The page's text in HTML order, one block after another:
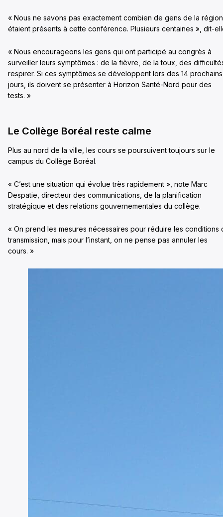
« Nous ne savons pas exactement combien de gens de la région
étaient présents à cette conférence. Plusieurs centaines », dit-
« Nous encourageons les gens qui ont participé au congrès à
surveiller leurs symptômes : de la fièvre, de la toux, des
respirer. Si ces symptômes se développent lors des 14 prochains
jours, ils doivent se présenter à Horizon Santé-Nord pour des
tests. »
Le Collège Boréal reste calme
Plus au nord de la ville, les cours se poursuivent toujours sur le
campus du Collège Boréal.
« C’est une situation qui évolue très rapidement », note Marc
Despatie, directeur des communications, de la planification
stratégique et des relations gouvernementales du collège.
« On prend les mesures nécessaires pour réduire les conditions
transmission, mais pour l’instant, on ne pense pas annuler les
cours. »